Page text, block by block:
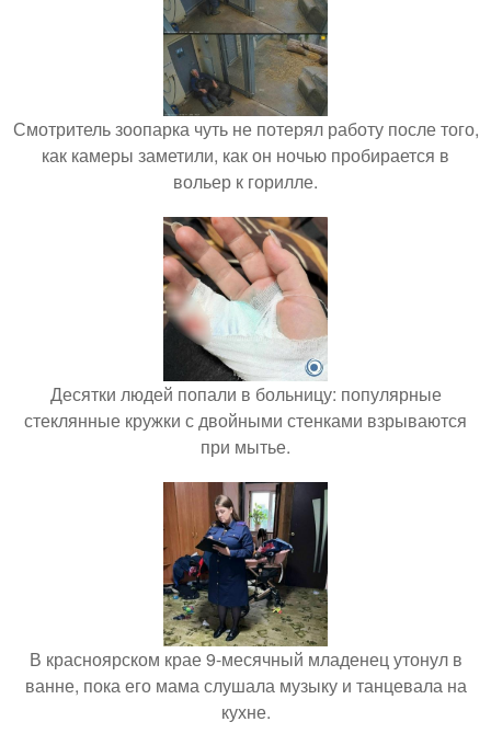
Смотритель зоопарка чуть не потерял работу после того,
как камеры заметили, как он ночью пробирается в
вольер к горилле.
Десятки людей попали в больницу: популярные
стеклянные кружки с двойными стенками взрываются
при мытье.
В красноярском крае 9-месячный младенец утонул в
ванне, пока его мама слушала музыку и танцевала на
кухне.